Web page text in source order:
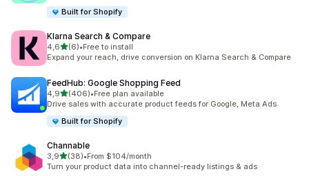
Built for Shopify
Klarna Search & Compare
4,6na 5 gwiazdek
(6)
Łączna liczba recenzji: 6
•Free to install
Expand your reach, drive conversion on Klarna Search & Compare
FeedHub: Google Shopping Feed
4,9na 5 gwiazdek
(406)
Łączna liczba recenzji: 406
•Free plan available
Drive sales with accurate product feeds for Google, Meta Ads
Built for Shopify
Channable
3,9na 5 gwiazdek
(38)
Łączna liczba recenzji: 38
•From $104/month
Turn your product data into channel-ready listings & ads